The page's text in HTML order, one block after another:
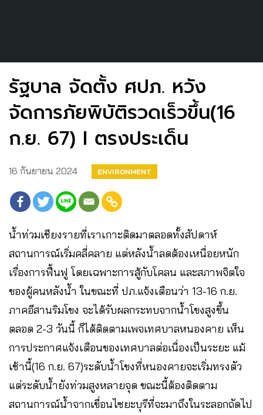
รัฐบาล จัดตั้ง ศปภ. หวัง
จัดการภัยพิบัติรวดเร็วขึ้น(16
ก.ย. 67) I ตรงประเด็น
16 กันยายน 2024 ENVIRONMENT
น้ำท่วมเชียงรายที่เราเกาะติดมาตลอดทั้งสัปดาห์
สถานการณ์เริ่มคลี่คลาย แต่หลังน้ำลดต้องเหนื่อยหนัก
เรื่องการฟื้นฟู โดยเฉพาะการสู้กับโคลน และสภาพจิตใจ
ของผู้คนหลังน้ำ ในขณะที่ ปภ.แจ้งเตือนว่า 13-16 ก.ย.
ภาคอีสานริมโขง จะได้รับผลกระทบจากน้ำโขงสูงขึ้น
ตลอด 2-3 วันนี้ ก็ได้ติดตามเพจเทศบาลหนองคาย เห็น
การประกาศแจ้งเตือนของเทศบาลต่อเนื่องเป็นระยะ แม้
เช้านี้(16 ก.ย. 67)ระดับน้ำโขงที่หนองคายจะเริ่มทรงตัว
แต่ระดับน้ำยังท่วมสูงหลายจุด ขณะนี้ต้องติดตาม
สถานการณ์น้ำจากเขื่อนไซยะบุรีที่จะมาถึงในระลอกถัดไป